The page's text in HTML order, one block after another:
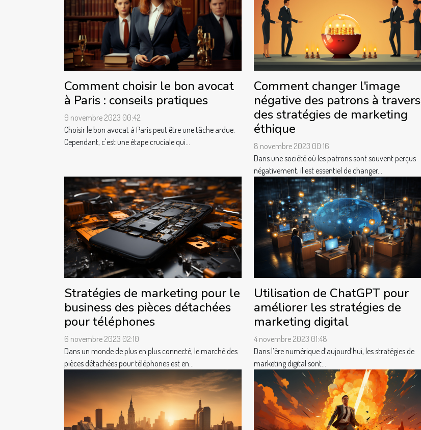
Comment choisir le bon avocat
à Paris : conseils pratiques
9 novembre 2023 00:42
Choisir le bon avocat à Paris peut être une tâche ardue.
Cependant, c'est une étape cruciale qui...
Comment changer l'image
négative des patrons à travers
des stratégies de marketing
éthique
8 novembre 2023 00:16
Dans une société où les patrons sont souvent perçus
négativement, il est essentiel de changer...
Stratégies de marketing pour le
business des pièces détachées
pour téléphones
6 novembre 2023 02:10
Dans un monde de plus en plus connecté, le marché des
pièces détachées pour téléphones est en...
Utilisation de ChatGPT pour
améliorer les stratégies de
marketing digital
4 novembre 2023 01:48
Dans l’ère numérique d’aujourd’hui, les stratégies de
marketing digital sont...